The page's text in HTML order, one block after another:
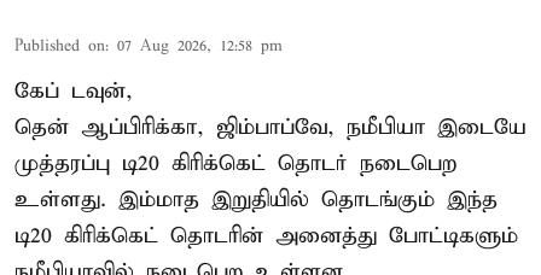
Published on: 07 Aug 2026, 12:58 pm
கேப் டவுன்,
தென் ஆப்பிரிக்கா, ஜிம்பாப்வே, நமீபியா இடையே
முத்தரப்பு டி20 கிரிக்கெட் தொடர் நடைபெற
உள்ளது. இம்மாத இறுதியில் தொடங்கும் இந்த
டி20 கிரிக்கெட் தொடரின் அனைத்து போட்டிகளும்